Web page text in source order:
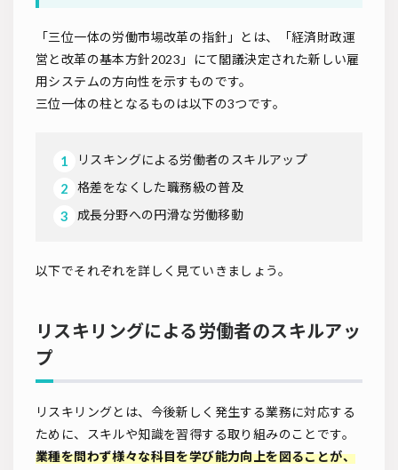
「三位一体の労働市場改革の指針」とは、「経済財政運
営と改革の基本方針2023」にて閣議決定された新しい雇
用システムの方向性を示すものです。
三位一体の柱となるものは以下の3つです。
リスキングによる労働者のスキルアップ
格差をなくした職務級の普及
成長分野への円滑な労働移動
以下でそれぞれを詳しく見ていきましょう。
リスキリングによる労働者のスキルアッ
プ
リスキリングとは、今後新しく発生する業務に対応する
ために、スキルや知識を習得する取り組みのことです。
業種を問わず様々な科目を学び能力向上を図ることが、